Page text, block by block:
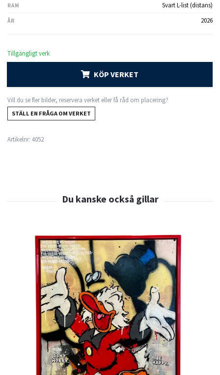
RAM Svart L-list (distans)
ÅR 2026
Tillgängligt verk
KÖP VERKET
Vill du se fler bilder, reservera verket eller få råd om placering?
STÄLL EN FRÅGA OM VERKET
Artikelnr: 4052